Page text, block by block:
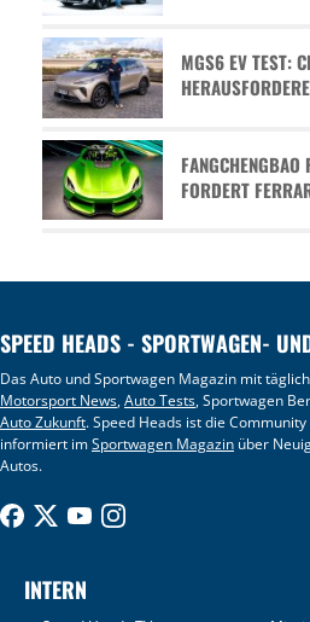
MGS6 EV TEST:
FORDERT
SPEED HEADS - SPORTWAGEN-
Das Auto und Sportwagen Magazin mit
Motorsport News,Auto Tests, Sportwagen
Auto Zukunft. Speed Heads ist die
informiert imSportwagen Magazin über
Autos.
INTERN